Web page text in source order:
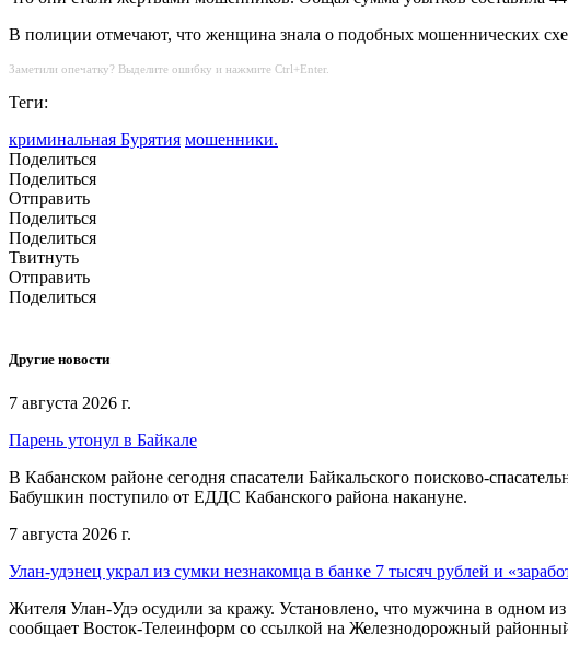
В полиции отмечают, что женщина знала о подобных мошеннических
Заметили опечатку? Выделите ошибку и нажмите Ctrl+Enter.
Теги:
криминальная Бурятия мошенники.
Поделиться
Поделиться
Отправить
Поделиться
Поделиться
Твитнуть
Отправить
Поделиться
Другие новости
7 августа 2026 г.
Парень утонул в Байкале
В Кабанском районе сегодня спасатели Байкальского поисково-
Бабушкин поступило от ЕДДС Кабанского района накануне.
7 августа 2026 г.
Улан-удэнец украл из сумки незнакомца в банке 7 тысяч рублей и
Жителя Улан-Удэ осудили за кражу. Установлено, что мужчина в одном
сообщает Восток-Телеинформ со ссылкой на Железнодорожный